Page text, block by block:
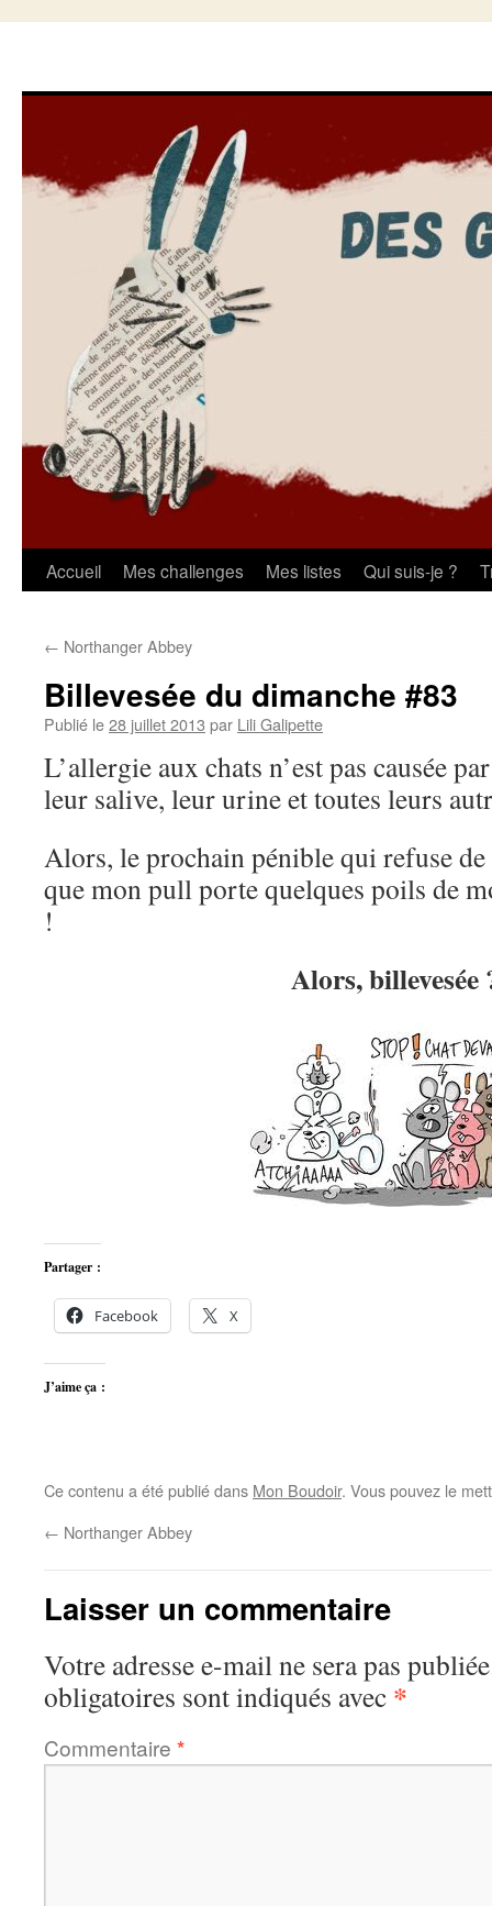
Aller
contenu
Accueil Mes challenges Mes listes Qui suis-je ?
← Northanger Abbey
Billevesée du dimanche #83
Publié le28 juillet 2013 par Lili Galipette
L’allergie aux chats n’est pas causée
leur salive, leur urine et toutes leurs
Alors, le prochain pénible qui refuse
que mon pull porte quelques poils de
!
Alors, billevesée
Partager :
Facebook X
J’aime ça :
Ce contenu a été publié dans Mon Boudoir. Vous pouvez le
← Northanger Abbey
Laisser un commentaire
Votre adresse e-mail ne sera pas
obligatoires sont indiqués avec *
Commentaire *